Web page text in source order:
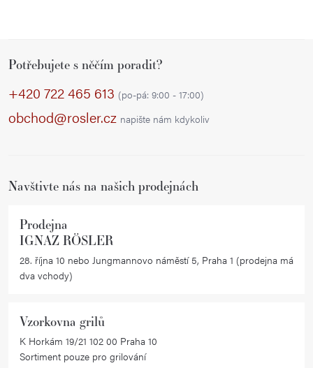
Potřebujete s něčím poradit?
+420 722 465 613 (po-pá: 9:00 - 17:00)
obchod@rosler.cz napište nám kdykoliv
Navštivte nás na našich prodejnách
Prodejna
IGNAZ RÖSLER
28. října 10 nebo Jungmannovo náměstí 5, Praha 1 (prodejna má
dva vchody)
Vzorkovna grilů
K Horkám 19/21 102 00 Praha 10
Sortiment pouze pro grilování